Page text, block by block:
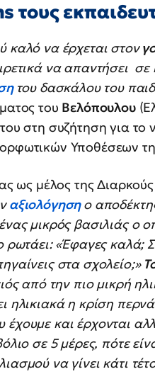
τους
καλό να έρχεται στον
να απαντήσει
του δασκάλου του
του Βελόπουλου
στη συζήτηση για
Υποθέσεων
ως μέλος της
αξιολόγησηο
μικρός βασιλιάς ο
ρωτάει: «Έφαγες
στα σχολείο;»
από την πιο μικρή
ηλικιακά η κρίση
έχουμε και έρχονται
σε 5 μέρες, πότε
να γίνει κάτι